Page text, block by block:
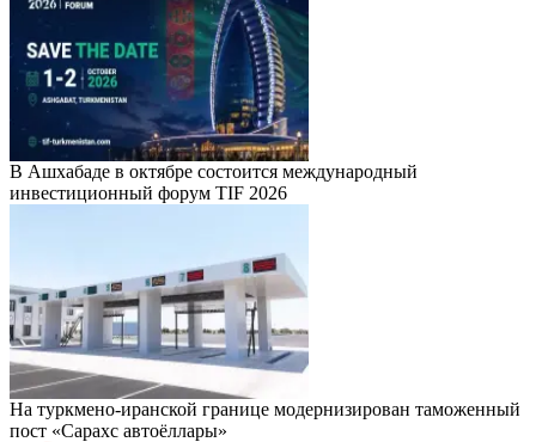
В Ашхабаде в октябре состоится международный
инвестиционный форум TIF 2026
На туркмено-иранской границе модернизирован таможенный
пост «Сарахс автоёллары»